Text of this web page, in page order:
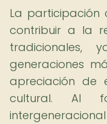
La participación
contribuir a la
generaciones
apreciación de
cultural. Al